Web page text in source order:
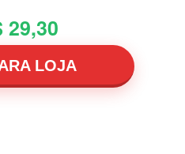
29,30
LOJA